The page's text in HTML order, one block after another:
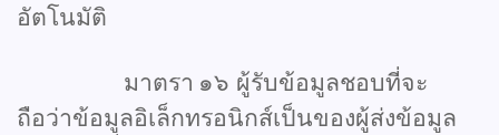
อัตโนมัติ
มาตรา ๑๖ ผู้รับข้อมูลชอบที่จะ
ถือว่าข้อมูลอิเล็กทรอนิกส์เป็นของผู้ส่งข้อมูล